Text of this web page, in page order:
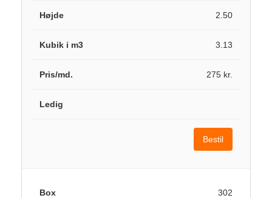
2.50
3.13
275 kr.
Bestil
302